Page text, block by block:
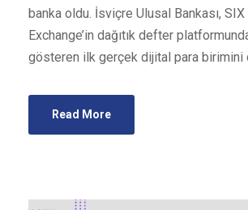
banka oldu. İsviçre Ulusal Bankası,
Exchange’in dağıtık defter
gösteren ilk gerçek dijital para birimini
Read More